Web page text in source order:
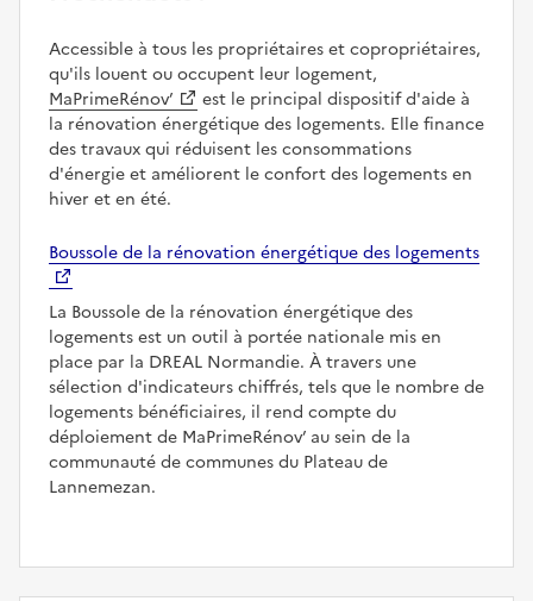
Accessible à tous les propriétaires et copropriétaires,
qu'ils louent ou occupent leur logement,
MaPrimeRénov’
est le principal dispositif d'aide à
la rénovation énergétique des logements. Elle finance
des travaux qui réduisent les consommations
d'énergie et améliorent le confort des logements en
hiver et en été.
Boussole de la rénovation énergétique des logements
La Boussole de la rénovation énergétique des
logements est un outil à portée nationale mis en
place par la DREAL Normandie. À travers une
sélection d'indicateurs chiffrés, tels que le nombre de
logements bénéficiaires, il rend compte du
déploiement de MaPrimeRénov’ au sein de la
communauté de communes du Plateau de
Lannemezan.